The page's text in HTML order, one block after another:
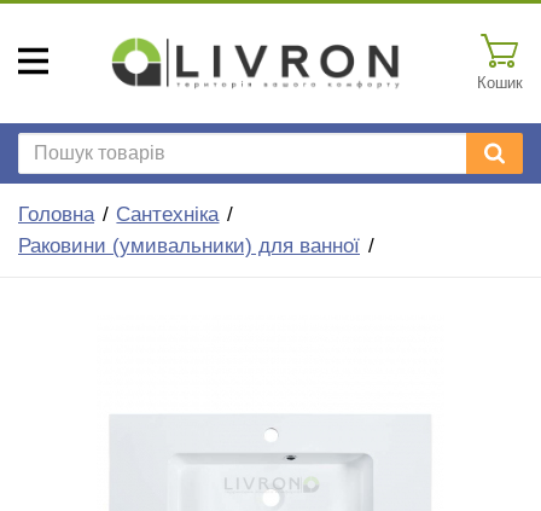
Кошик
Головна
Сантехніка
Раковини (умивальники) для ванної